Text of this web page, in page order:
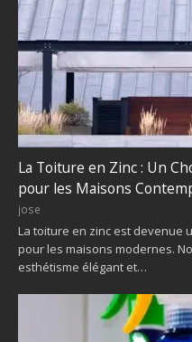
La Toiture en Zinc : Un
pour les Maisons
jose
La toiture en zinc est devenue
pour les maisons modernes.
esthétisme élégant et…